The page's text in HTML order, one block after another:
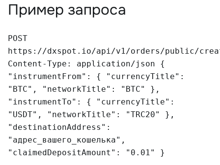
Пример запроса
POST
https://dxspot.io/api/v1/orders/public/
Content-Type: application/json {
"instrumentFrom": { "currencyTitle":
"BTC", "networkTitle": "BTC" },
"instrumentTo": { "currencyTitle":
"USDT", "networkTitle": "TRC20" },
"destinationAddress":
"адрес_вашего_кошелька",
"claimedDepositAmount": "0.01" }